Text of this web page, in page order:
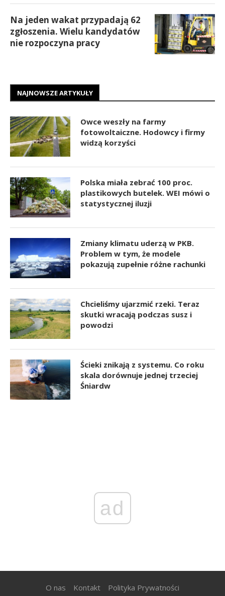
Na jeden wakat przypadają 62
zgłoszenia. Wielu kandydatów
nie rozpoczyna pracy
NAJNOWSZE ARTYKUŁY
Owce weszły na farmy
fotowoltaiczne. Hodowcy i firmy
widzą korzyści
Polska miała zebrać 100 proc.
plastikowych butelek. WEI mówi o
statystycznej iluzji
Zmiany klimatu uderzą w PKB.
Problem w tym, że modele
pokazują zupełnie różne rachunki
Chcieliśmy ujarzmić rzeki. Teraz
skutki wracają podczas susz i
powodzi
Ścieki znikają z systemu. Co roku
skala dorównuje jednej trzeciej
Śniardw
ad
O nas Kontakt Polityka Prywatności